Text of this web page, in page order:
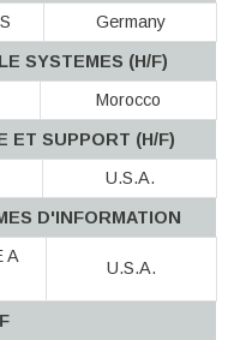
Germany
SYSTEMES (H/F)
Morocco
ET SUPPORT (H/F)
U.S.A.
D'INFORMATION
A
U.S.A.